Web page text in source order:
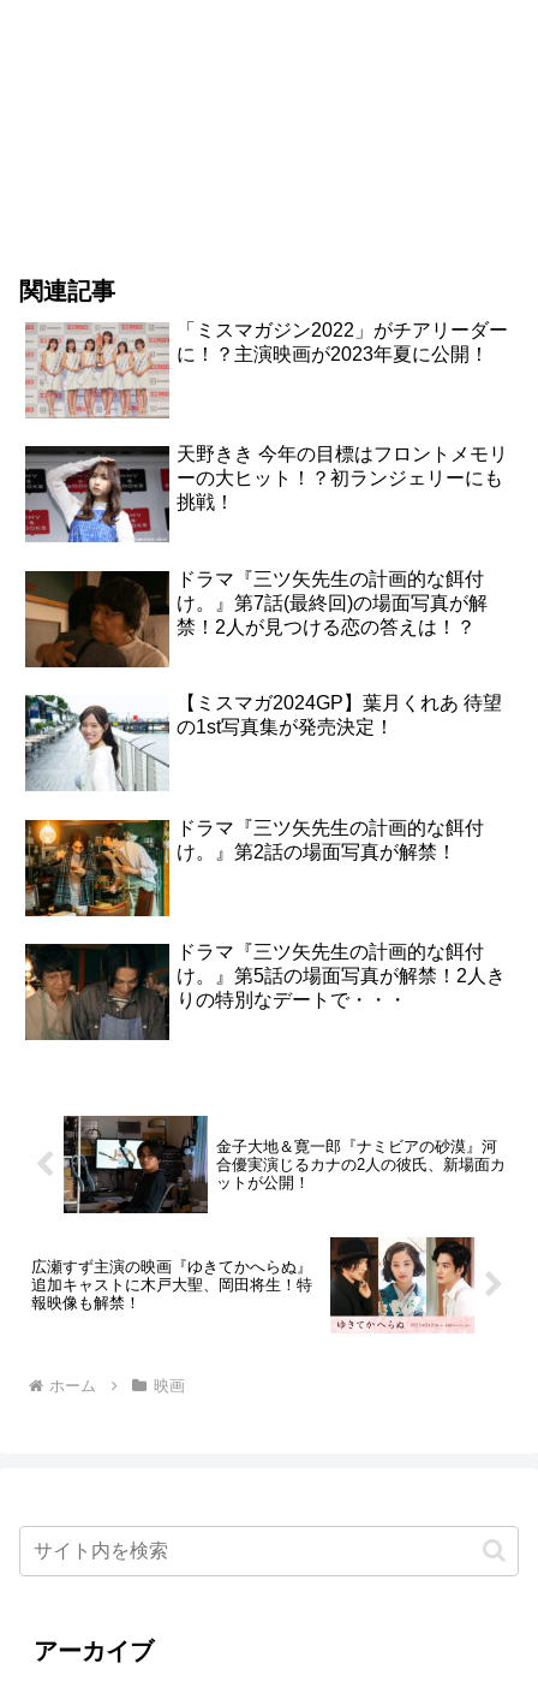
関連記事
「ミスマガジン2022」がチアリーダー
に！？主演映画が2023年夏に公開！
天野きき 今年の目標はフロントメモリ
ーの大ヒット！？初ランジェリーにも
挑戦！
ドラマ『三ツ矢先生の計画的な餌付
け。』第7話(最終回)の場面写真が解
禁！2人が見つける恋の答えは！？
【ミスマガ2024GP】葉月くれあ 待望
の1st写真集が発売決定！
ドラマ『三ツ矢先生の計画的な餌付
け。』第2話の場面写真が解禁！
ドラマ『三ツ矢先生の計画的な餌付
け。』第5話の場面写真が解禁！2人き
りの特別なデートで・・・
金子大地＆寛一郎『ナミビアの砂漠』河
合優実演じるカナの2人の彼氏、新場面カ
ットが公開！
広瀬すず主演の映画『ゆきてかへらぬ』
追加キャストに木戸大聖、岡田将生！特
報映像も解禁！
ホーム 映画
アーカイブ